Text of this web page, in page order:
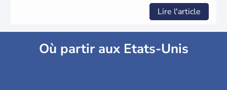
Lire l'article
Où partir aux Etats-Unis